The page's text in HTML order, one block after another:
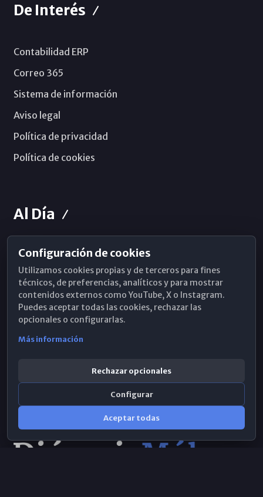
De Interés
Contabilidad ERP
Correo 365
Sistema de información
Aviso legal
Política de privacidad
Política de cookies
Al Día
Horarios de Misa
Hemeroteca
WhatsApp
Configuración de cookies
Utilizamos cookies propias y de terceros para fines
técnicos, de preferencias, analíticos y para mostrar
contenidos externos como YouTube, X o Instagram.
Puedes aceptar todas las cookies, rechazar las
opcionales o configurarlas.
Más información
Rechazar opcionales
Configurar
Aceptar todas